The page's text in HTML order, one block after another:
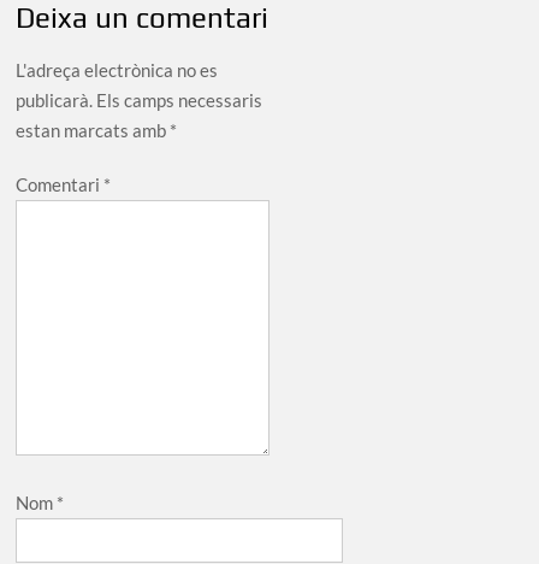
Deixa un comentari
L'adreça electrònica no es
publicarà. Els camps necessaris
estan marcats amb *
Comentari *
Nom *